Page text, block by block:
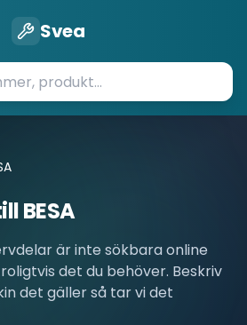
Svea
BESA
är inte sökbara online
det du behöver. Beskriv
det gäller så tar vi det